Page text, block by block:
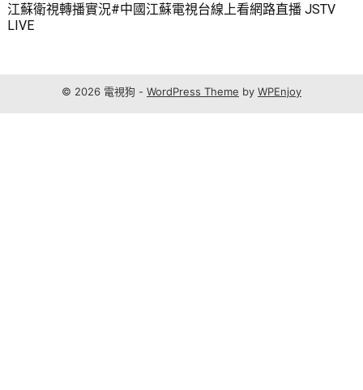
江蘇衛視轉播實況#中國江蘇電視台線上看網路直播 JSTV
LIVE
© 2026 電視狗 - WordPress Theme by WPEnjoy